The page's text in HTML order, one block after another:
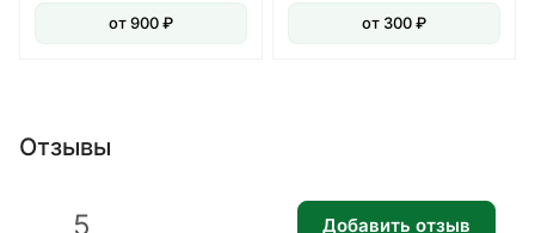
от 900 ₽ от 300 ₽
Отзывы
5 Добавить отзыв